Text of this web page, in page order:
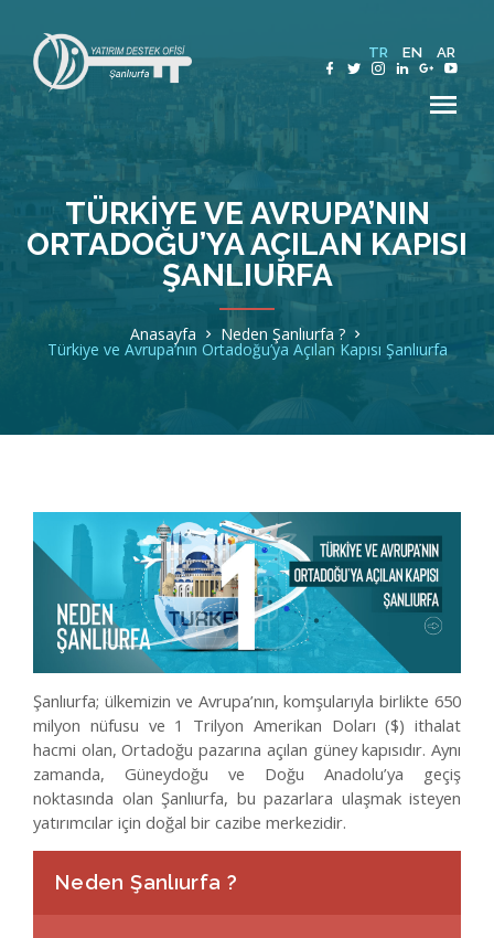
TR EN AR
Hakkımızda
Şanlıurfa
Yatırım Haritası
İletişim
TÜRKIYE VE AVRUPA’NIN
ORTADOĞU’YA AÇILAN KAPISI
ŞANLIURFA
Anasayfa Neden Şanlıurfa ?
Türkiye ve Avrupa’nın Ortadoğu’ya Açılan Kapısı Şanlıurfa
Şanlıurfa; ülkemizin ve Avrupa’nın, komşularıyla birlikte 650
milyon nüfusu ve 1 Trilyon Amerikan Doları ($) ithalat
hacmi olan, Ortadoğu pazarına açılan güney kapısıdır. Aynı
zamanda, Güneydoğu ve Doğu Anadolu’ya geçiş
noktasında olan Şanlıurfa, bu pazarlara ulaşmak isteyen
yatırımcılar için doğal bir cazibe merkezidir.
Neden Şanlıurfa ?